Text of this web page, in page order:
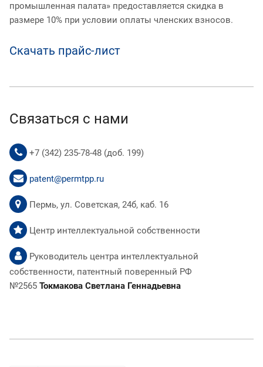
промышленная палата» предоставляется скидка в
размере 10% при условии оплаты членских взносов.
Скачать прайс-лист
Связаться с нами
+7 (342) 235-78-48 (доб. 199)
patent@permtpp.ru
Пермь, ул. Советская, 24б, каб. 16
Центр интеллектуальной собственности
Руководитель центра интеллектуальной
собственности, патентный поверенный РФ
№2565 Токмакова Светлана Геннадьевна